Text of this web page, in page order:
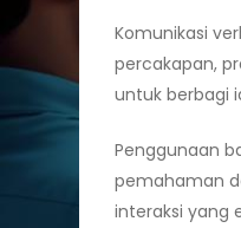
Komunikasi
percakapan,
untuk berbagi
Penggunaan
pemahaman
interaksi yang